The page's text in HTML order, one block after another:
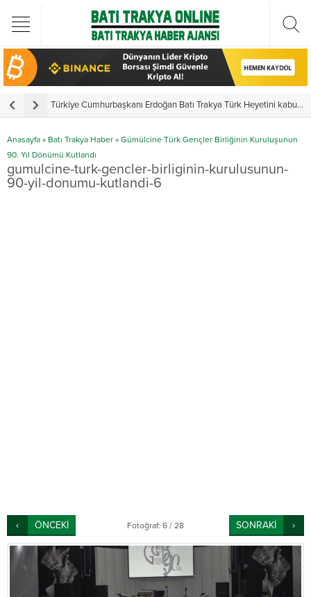
Türkiye Cumhurbaşkanı Erdoğan Batı Trakya Türk Heyetini kabul etti
Anasayfa » Batı Trakya Haber » Gümülcine Türk Gençler Birliğinin Kuruluşunun
90. Yıl Dönümü Kutlandı
gumulcine-turk-gencler-birliginin-kurulusunun-
90-yil-donumu-kutlandi-6
ÖNCEKİ Fotoğraf: 6 / 28 SONRAKİ